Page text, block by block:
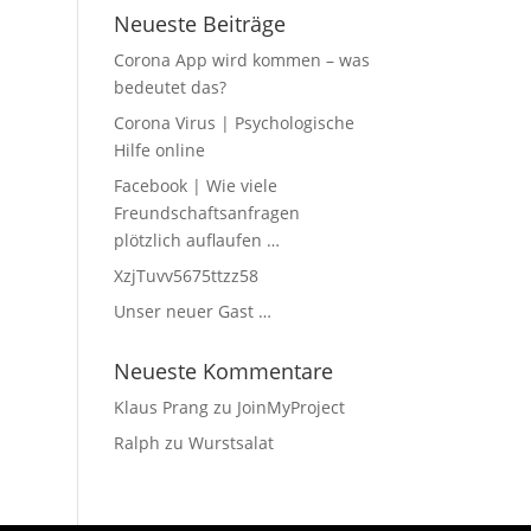
Neueste Beiträge
Corona App wird kommen – was
bedeutet das?
Corona Virus | Psychologische
Hilfe online
Facebook | Wie viele
Freundschaftsanfragen
plötzlich auflaufen …
XzjTuvv5675ttzz58
Unser neuer Gast …
Neueste Kommentare
Klaus Prang zu JoinMyProject
Ralph zuWurstsalat